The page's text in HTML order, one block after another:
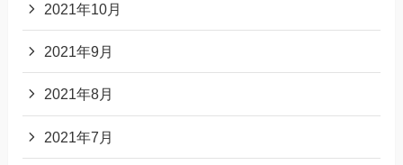
2021年10月
2021年9月
2021年8月
2021年7月